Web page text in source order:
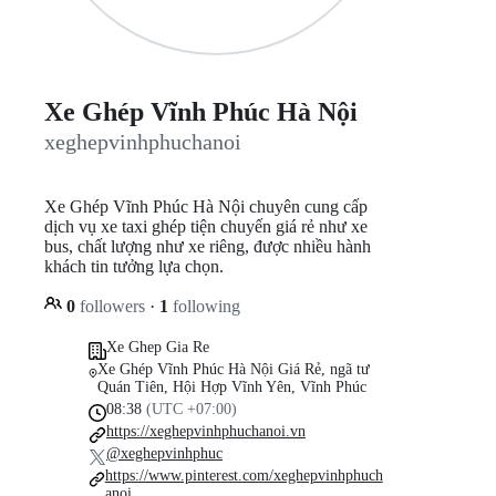
Xe Ghép Vĩnh Phúc Hà Nội
xeghepvinhphuchanoi
Xe Ghép Vĩnh Phúc Hà Nội chuyên cung cấp
dịch vụ xe taxi ghép tiện chuyến giá rẻ như xe
bus, chất lượng như xe riêng, được nhiều hành
khách tin tưởng lựa chọn.
0 followers · 1 following
Xe Ghep Gia Re
Xe Ghép Vĩnh Phúc Hà Nội Giá Rẻ, ngã tư
Quán Tiên, Hội Hợp Vĩnh Yên, Vĩnh Phúc
08:38 (UTC +07:00)
https://xeghepvinhphuchanoi.vn
@xeghepvinhphuc
https://www.pinterest.com/xeghepvinhphuch